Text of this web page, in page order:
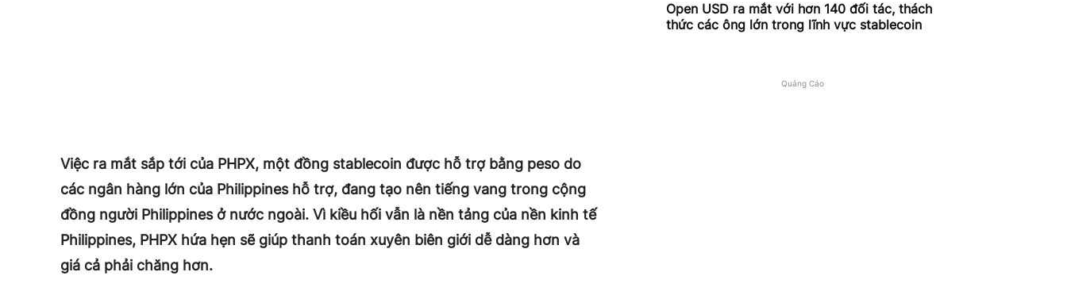
Việc ra mắt sắp tới của PHPX, một đồng stablecoin được hỗ trợ bằng peso do
các ngân hàng lớn của Philippines hỗ trợ, đang tạo nên tiếng vang trong cộng
đồng người Philippines ở nước ngoài. Vì kiều hối vẫn là nền tảng của nền kinh tế
Philippines, PHPX hứa hẹn sẽ giúp thanh toán xuyên biên giới dễ dàng hơn và
giá cả phải chăng hơn.
Open USD ra mắt với hơn 140 đối tác, thách
thức các ông lớn trong lĩnh vực stablecoin
Quảng Cáo